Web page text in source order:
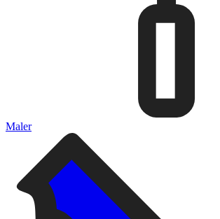
Maler